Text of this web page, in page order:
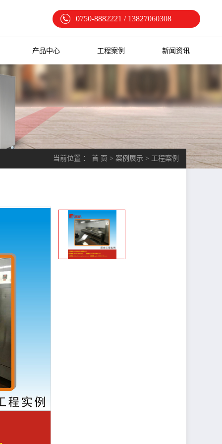
0750-8882221 / 13827060308
产品中心 工程案例 新闻资讯
当前位置 ： 首 页 > 案例展示 > 工程案例